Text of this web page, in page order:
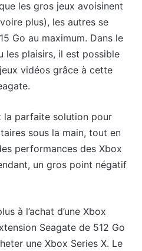
les gros jeux avoisinent
plus), les autres se
Go au maximum. Dans le
les plaisirs, il est possible
vidéos grâce à cette
la parfaite solution pour
sous la main, tout en
performances des Xbox
un gros point négatif
à l’achat d’une Xbox
Seagate de 512 Go
une Xbox Series X. Le